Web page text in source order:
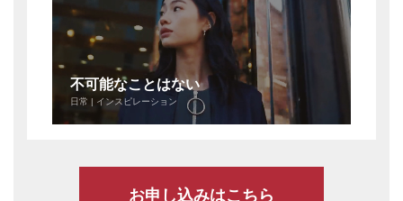
不可能なことはない
日常 | インスピレーション
お申し込みはこちら